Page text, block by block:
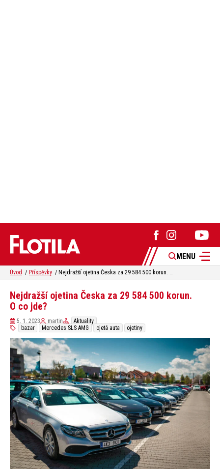
MENU
Úvod Příspěvky Nejdražší ojetina Česka za 29 584 500 korun. O co jde?
Nejdražší ojetina Česka za 29 584 500 korun.
O co jde?
5. 1. 2023 martin
Aktuality
bazar
Mercedes SLS AMG ojetá auta ojetiny